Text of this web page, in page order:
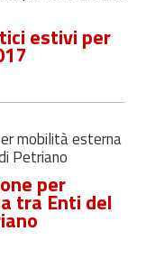
estivi per
mobilità esterna
Petriano
per
tra Enti del